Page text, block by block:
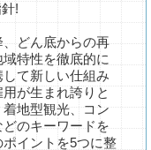
!
どん底からの再
特性を徹底的に
て新しい仕組み
が生まれ誇りと
地型観光、コン
のキーワードを
イントを5つに整